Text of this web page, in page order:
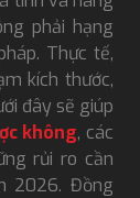
phải hạng
Thực tế,
kích thước,
đây sẽ giúp
không, các
rủi ro cần
2026. Đồng